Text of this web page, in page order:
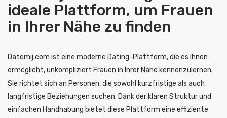
ideale Plattform, um Frauen
in Ihrer Nähe zu finden
Datemij.com ist eine moderne Dating-Plattform, die es Ihnen
ermöglicht, unkompliziert Frauen in Ihrer Nähe kennenzulernen.
Sie richtet sich an Personen, die sowohl kurzfristige als auch
langfristige Beziehungen suchen. Dank der klaren Struktur und
einfachen Handhabung bietet diese Plattform eine effiziente